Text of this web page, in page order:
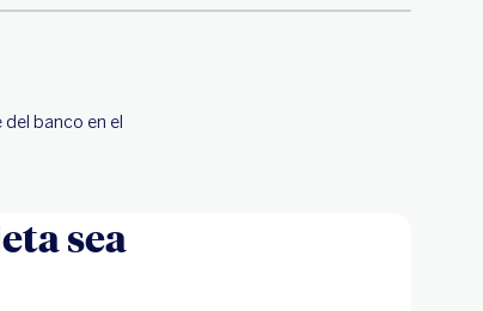
banco en el
sea